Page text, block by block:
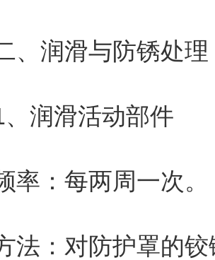
润滑与防锈处理
滑活动部件
：每两周一次。
：对防护罩的铰